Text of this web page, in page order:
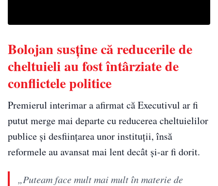
Bolojan susține că reducerile de
cheltuieli au fost întârziate de
conflictele politice
Premierul interimar a afirmat că Executivul ar fi
putut merge mai departe cu reducerea cheltuielilor
publice și desființarea unor instituții, însă
reformele au avansat mai lent decât și-ar fi dorit.
„Puteam face mult mai mult în materie de